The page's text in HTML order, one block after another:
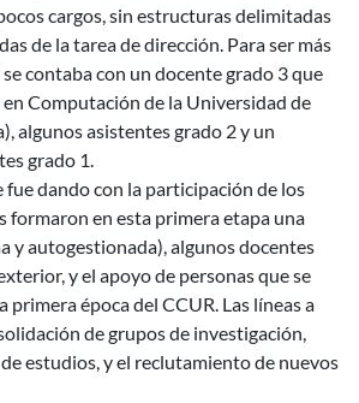
cargos, sin estructuras delimitadas
de la tarea de dirección. Para ser más
contaba con un docente grado 3 que
Computación de la Universidad de
algunos asistentes grado 2 y un
grado 1.
fue dando con la participación de los
formaron en esta primera etapa una
y autogestionada), algunos docentes
y el apoyo de personas que se
primera época del CCUR. Las líneas a
de grupos de investigación,
estudios, y el reclutamiento de nuevos